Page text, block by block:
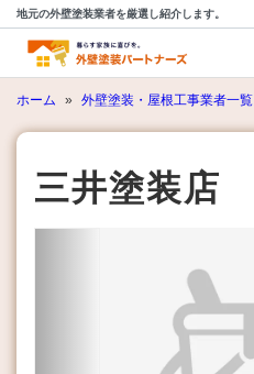
地元の外壁塗装業者を厳選し紹介します。
ホーム » 外壁塗装・屋根工事業者一覧
三井塗装店